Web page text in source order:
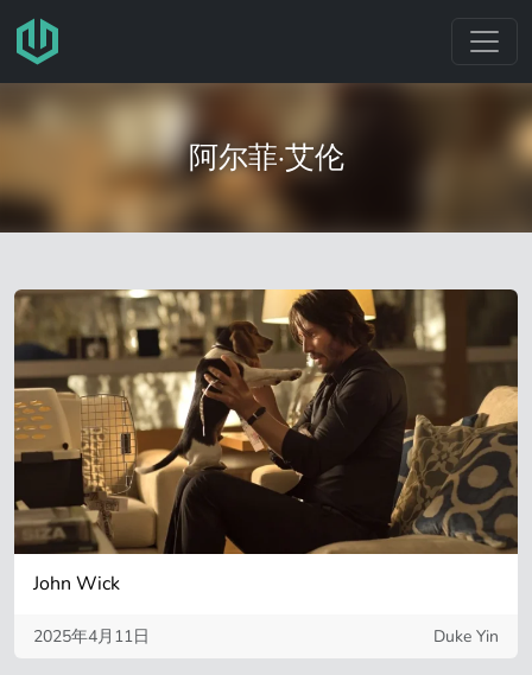
跳转至主要内容
阿尔菲·艾伦
John Wick
2025年4月11日 Duke Yin